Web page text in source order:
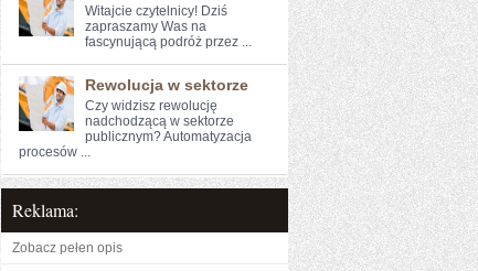
Witajcie ​czytelnicy! Dziś
⁣zapraszamy Was na
fascynującą podróż przez ...
Rewolucja w sektorze
Czy widzisz ⁤rewolucję
nadchodzącą ⁤w sektorze‌
publicznym?⁤ Automatyzacja
procesów‍ ...
Reklama:
Zobacz pełen opis